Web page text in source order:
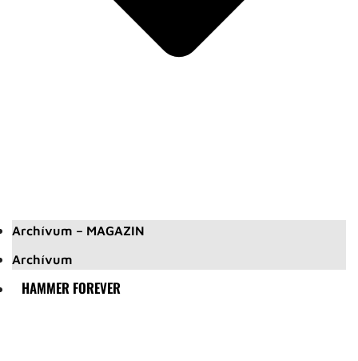
Archívum – MAGAZIN
Archívum
HAMMER FOREVER